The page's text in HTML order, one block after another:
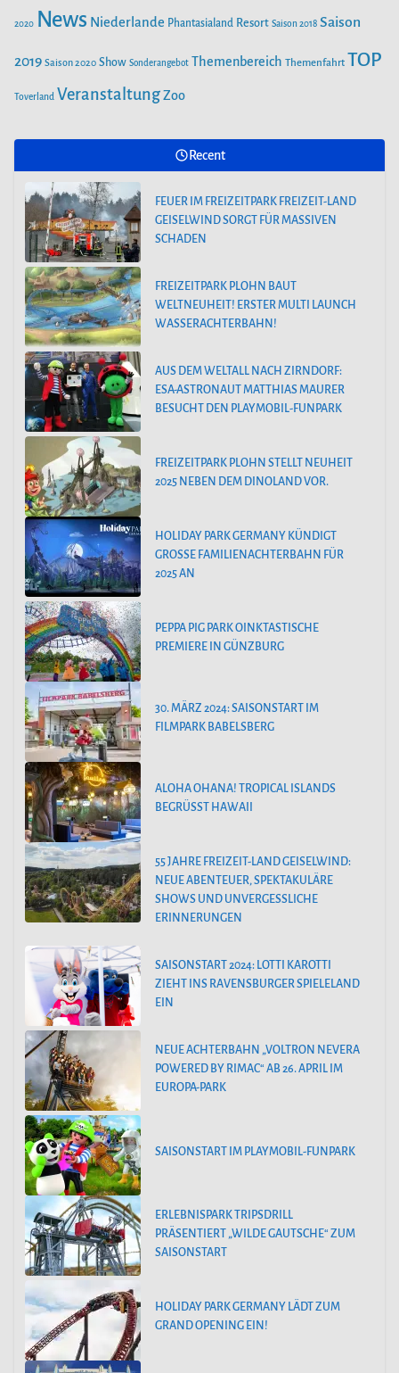
WASSERACHTERBAHN!
AUS DEM WELTALL NACH ZIRNDORF:
ESA-ASTRONAUT MATTHIAS MAURER
2025 NEBEN DEM DINOLAND VOR.
2020 News Niederlande Phantasialand Resort Saison 2018 Saison
2019 Saison 2020 Show Sonderangebot Themenbereich Themenfahrt TOP
Toverland VeranstaltungZoo
Recent
FEUER IM FREIZEITPARK FREIZEIT-LAND
GEISELWIND SORGT FÜR MASSIVEN
SCHADEN
FREIZEITPARK PLOHN BAUT
WELTNEUHEIT! ERSTER MULTI LAUNCH
WASSERACHTERBAHN!
AUS DEM WELTALL NACH ZIRNDORF:
ESA-ASTRONAUT MATTHIAS MAURER
BESUCHT DEN PLAYMOBIL-FUNPARK
FREIZEITPARK PLOHN STELLT NEUHEIT
2025 NEBEN DEM DINOLAND VOR.
HOLIDAY PARK GERMANY KÜNDIGT
GROSSE FAMILIENACHTERBAHN FÜR 2
025 AN
PEPPA PIG PARK OINKTASTISCHE
PREMIERE IN GÜNZBURG
30. MÄRZ 2024: SAISONSTART IM
FILMPARK BABELSBERG
ALOHA OHANA! TROPICAL ISLANDS
BEGRÜSST HAWAII
55 JAHRE FREIZEIT-LAND GEISELWIND:
NEUE ABENTEUER, SPEKTAKULÄRE
SHOWS UND UNVERGESSLICHE
ERINNERUNGEN
SAISONSTART 2024: LOTTI KAROTTI
ZIEHT INS RAVENSBURGER SPIELELAND
EIN
NEUE ACHTERBAHN „VOLTRON NEVERA
POWERED BY RIMAC“ AB 26. APRIL IM
EUROPA-PARK
SAISONSTART IM PLAYMOBIL-FUNPARK
ERLEBNISPARK TRIPSDRILL
PRÄSENTIERT „WILDE GAUTSCHE“ ZUM
SAISONSTART
HOLIDAY PARK GERMANY LÄDT ZUM
GRAND OPENING EIN!